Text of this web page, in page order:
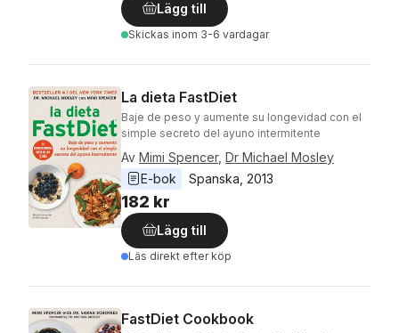
Lägg till
Skickas inom 3-6 vardagar
La dieta FastDiet
Baje de peso y aumente su longevidad con el
simple secreto del ayuno intermitente
Av Mimi Spencer, Dr Michael Mosley
E-bok
Spanska 2013
182 kr
Lägg till
Läs direkt efter köp
FastDiet Cookbook